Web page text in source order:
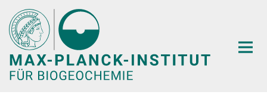
Hauptinhalt